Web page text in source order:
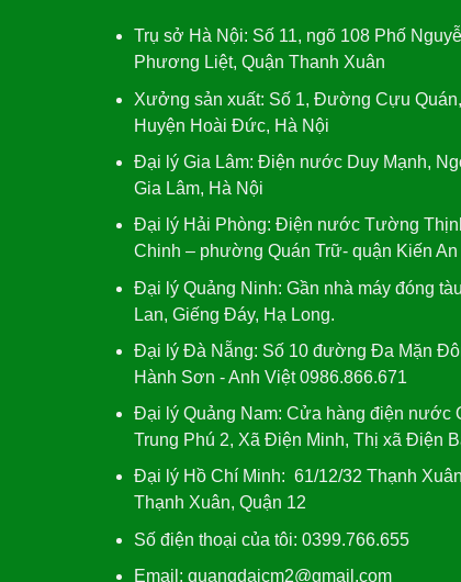
Trụ sở Hà Nội: Số 11, ngõ 108 Phố
Phương Liệt, Quận Thanh Xuân
Xưởng sản xuất: Số 1, Đường Cựu
Huyện Hoài Đức, Hà Nội
Đại lý Gia Lâm: Điện nước Duy Mạnh,
Gia Lâm, Hà Nội
Đại lý Hải Phòng: Điện nước Tường
Chinh – phường Quán Trữ- quận Kiến An
Đại lý Quảng Ninh: Gần nhà máy đóng
Lan, Giếng Đáy, Hạ Long.
Đại lý Đà Nẵng: Số 10 đường Đa Mặn
Hành Sơn - Anh Việt 0986.866.671
Đại lý Quảng Nam: Cửa hàng điện nước
Trung Phú 2, Xã Điện Minh, Thị xã Điện
Đại lý Hồ Chí Minh: 61/12/32 Thạnh
Thạnh Xuân, Quận 12
Số điện thoại của tôi: 0399.766.655
Email: quangdaicm2@gmail.com